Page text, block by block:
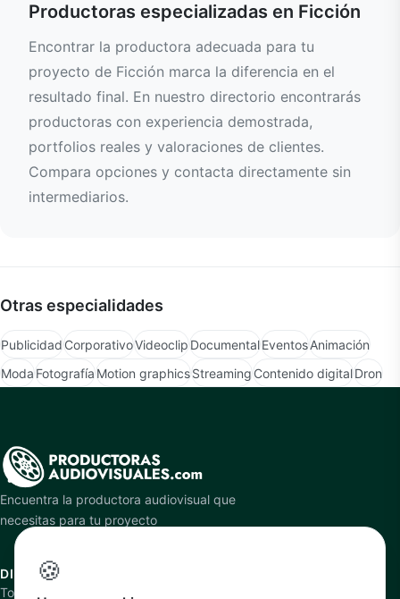
Productoras especializadas en Ficción
Encontrar la productora adecuada para tu
proyecto de Ficción marca la diferencia en el
resultado final. En nuestro directorio encontrarás
productoras con experiencia demostrada,
portfolios reales y valoraciones de clientes.
Compara opciones y contacta directamente sin
intermediarios.
Otras especialidades
Publicidad CorporativoVideoclip DocumentalEventosAnimación
Moda Fotografía Motion graphicsStreaming Contenido digitalDron
Encuentra la productora audiovisual que
necesitas para tu proyecto
DIRECTORIO
Todas las productoras
🍪